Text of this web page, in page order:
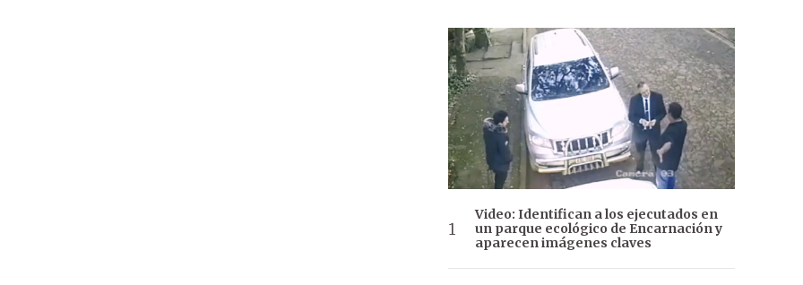
Video: Identifican a los ejecutados en
un parque ecológico de Encarnación y
aparecen imágenes claves